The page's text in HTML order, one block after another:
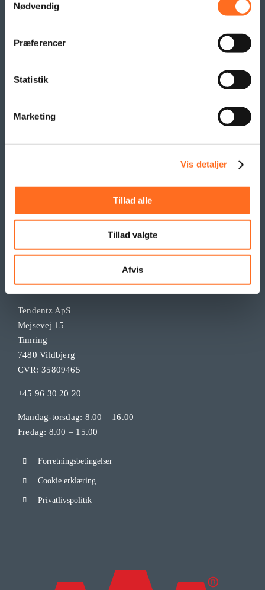
Nødvendig
Præferencer
Statistik
Marketing
Vis detaljer
Tillad alle
Tillad valgte
Afvis
Kioskflag
Tendentz ApS
Mejsevej 15
Timring
7480 Vildbjerg
CVR: 35809465
+45 96 30 20 20
Mandag-torsdag: 8.00 – 16.00
Fredag: 8.00 – 15.00
Forretningsbetingelser
Cookie erklæring
Privatlivspolitik